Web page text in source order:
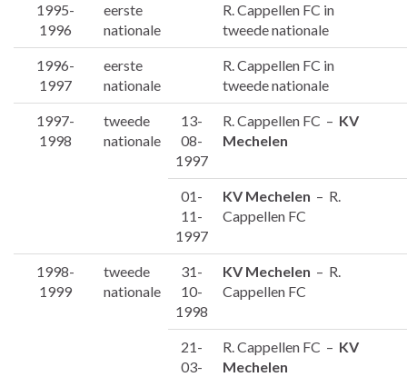
1995-
1996
eerste
nationale
R. Cappellen FC in
tweede nationale
1996-
1997
eerste
nationale
R. Cappellen FC in
tweede nationale
1997-
1998
tweede
nationale
13-
08-
1997
R. Cappellen FC – KV
Mechelen
01-
11-
1997
KV Mechelen – R.
Cappellen FC
1998-
1999
tweede
nationale
31-
10-
1998
KV Mechelen – R.
Cappellen FC
21-
03-
R. Cappellen FC – KV
Mechelen